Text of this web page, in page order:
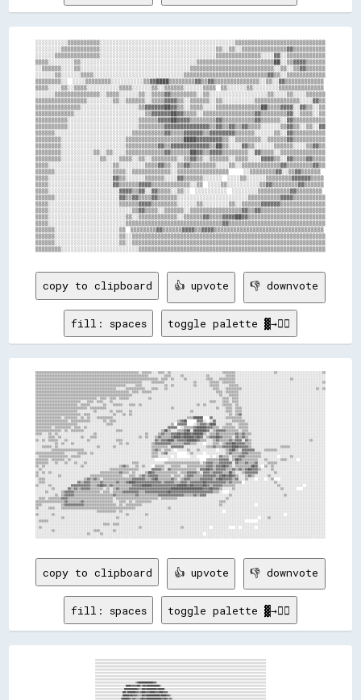
░░░░░░░░░░▒▒▒▒▒▒▒▒▒▒░░░░░░░░░░░░░░░░░░░░░░░░░░░░░░░░░░░░░░░░░░▒▒▒▒▒▒▒▒▒▒▒▒▒▒▒▒▒▒▒▒▒▒▒▒▒▒▒▒
░░░░░░░░▒▒▒▒▒▒▒▒▒▒▒▒░░░░░░░░░░░░░░░░░░░░░░░░░░░░░░░░░░░░▒▒░░▒▒░░▒▒▒▒▒▒▒▒▒▒▒▒▒▒▓▓▒▒▒▒▒▒▒▒▒▒
░░░░░░▒▒▒▒▒▒▒▒▒▒▒▒▒▒░░░░░░░░░░░░░░░░░░░░░░░░░░░░░░░░░░░░▒▒▒▒▒▒▒▒▒▒▒▒▒▒░░░░▓▓░░▒▒▒▒▒▒▒▒▒▒▒▒
▒▒▒▒░░░░░░░░▒▒░░░░░░░░░░░░░░░░░░░░░░░░░░░░░░░░░░░░▒▒▒▒▒▒▒▒▒▒▒▒▒▒▒▒▒▒▒▒▒▒▒▒██░░▒▒▓▓▓▓▒▒▒▒▒▒
░░▒▒▒▒▒▒░░░░▒▒░░░░░░░░░░░░░░░░░░░░░░░░░░░░░░░░░░▒▒▒▒▒▒▒▒▒▒▒▒▒▒▒▒▒▒▒▒▒▒▒▒▒▒░░▒▒░░▒▒▓▓▒▒▒▒▒▒
░░░░░░▒▒░░░░░░▒▒▒▒░░░░░░░░░░░░░░░░░░░░░░░░░░░░▒▒▒▒▒▒▒▒▒▒▒▒▒▒▒▒▒▒▒▒▒▒▒▒▒▒▓▓▒▒░░▒▒▒▒▒▒▒▒▒▒▒▒
▒▒▒▒▒▒▒▒░░  ░░░░▒▒▒▒▒▒▒▒░░░░░░░░░░▒▒▓▓████▒▒▒▒▒▒▒▒▓▓▒▒▓▓▒▒▒▒▒▒▒▒▒▒▒▒▒▒░░▒▒░░▓▓▒▒▒▒▒▒▒▒▒▒▒▒
▒▒▒▒░░░░▒▒░░▒▒▒▒░░░░░░░░░░▒▒▒▒░░░░░░▒▒░░▒▒▒▒▒▒░░░░░░▒▒▒▒  ▒▒░░░░░░▒▒░░░░░░░░▒▒▒▒▒▒▒▒▒▒▒▒▒▒
░░░░░░▒▒▒▒▒▒▒▒▒▒▒▒▒▒░░▒▒▒▒░░░░░░▒▒░░▒▒▒▒▓▓▒▒▒▒▒▒▒▒░░▒▒░░░░░░░░░░░░░░░░░░▒▒░░░░▒▒░░░░▒▒▒▒▒▒
▒▒▒▒▒▒▒▒▒▒▒▒▒▒▒▒░░░░░░░░▒▒░░▒▒▒▒▒▒░░▒▒▒▒▓▓▓▓▒▒░░▒▒▒▒▒▒░░▒▒░░░░░░░░░░▒▒▒▒▒▒▒▒▒▒▒▒▒▒░░░░▓▓▒▒
▒▒▒▒▒▒▒▒▒▒▒▒▒▒░░░░░░░░░░░░░░░░░░▒▒▓▓▓▓▓▓██▓▓▒▒░░▒▒▒▒░░░░▒▒▒▒▒▒▒▒▒▒▒▒▒▒██▒▒▒▒▓▓▓▓░░▓▓▒▒░░▒▒
▒▒▒▒▒▒▒▒▒▒▒▒░░░░░░░░░░░░░░░░░░░░░░▒▒▓▓▓▓▓▓██▓▓▒▒▒▒░░▒▒▒▒▒▒▒▒▒▒▒▒▒▒▒▒▓▓▒▒▒▒▒▒▒▒▓▓░░▒▒▒▒░░▒▒
▒▒▒▒▒▒▒▒▒▒░░░░░░░░░░░░░░░░░░░░░░▒▒▒▒▒▒▓▓▓▓██▓▓▓▓▒▒▒▒▒▒▒▒▓▓▒▒▒▒▒▒▒▒▒▒▓▓▒▒▒▒▒▒░░▓▓▒▒▒▒▒▒▒▒▒▒
▒▒▒▒▒▒▒▒▒▒░░░░░░░░░░░░░░░░░░░░░░▒▒▒▒▒▒▒▒▓▓▓▓▓▓▓▓▓▓▓▓▓▓▒▒▓▓▒▒▓▓▒▒▓▓▒▒▒▒░░░░░░▒▒▓▓▒▒░░▒▒░░▓▓
▒▒▒▒▒▒░░░░░░░░░░░░░░░░░░░░░░░░▒▒▒▒▒▒▒▒▒▒▓▓▒▒▒▒▓▓▓▓▓▓▒▒▓▓▓▓▓▓▓▓▒▒▒▒▒▒░░░░░░▒▒░░▓▓▒▒▒▒▒▒▒▒▒▒
▒▒▒▒▒▒▒▒░░░░░░░░░░░░░░░░░░░░▒▒▒▒▒▒▒▒▒▒▒▒▒▒▒▒▒▒████▓▓▓▓▓▓▓▓▒▒░░▒▒▒▒▒▒▒▒░░▒▒▒▒▒▒▓▓▒▒▒▒▒▒▒▒▒▒
▒▒▒▒▒▒▒▒░░░░░░░░░░░░░░░░░░░░▒▒▒▒▒▒▒▒▒▒▓▓▒▒▓▓▓▓▓▓▓▓▓▓▓▓▒▒██▒▒░░░░▓▓▒▒░░░░░░▒▒▒▒▒▒░░░░▒▒▓▓▒▒
▒▒▒▒▒▒▒▒░░░░░░░░░░▒▒░░▒▒░░░░▒▒▒▒▒▒▒▒▒▒▒▒▓▓▒▒▒▒▒▒██▓▓▒▒▓▓▓▓▒▒▒▒▒▒▒▒░░▓▓▒▒▒▒░░▒▒▒▒▒▒▒▒▒▒▒▒▒▒
▒▒▒▒▒▒▒▒░░░░░░░░░░░░▒▒░░░░▒▒▒▒░░▒▒░░▒▒▒▒▒▒▒▒░░▒▒▓▓▒▒░░▒▒▒▒▒▒░░▒▒▒▒░░░░▓▓▓▓▒▒░░▓▓▒▒▒▒▓▓▒▒▒▒
▒▒▒▒░░░░░░░░░░░░░░░░░░░░▒▒░░░░░░░░▒▒▒▒▓▓▒▒░░▒▒▓▓▒▒▒▒▒▒▒▒░░░░▒▒░░▒▒▒▒▒▒▒▒▒▒▒▒▓▓▒▒▒▒▒▒▒▒▓▓▒▒
▒▒▒▒▒▒░░░░░░░░░░░░░░░░░░▒▒▒▒░░▒▒▒▒▒▒▒▒▒▒▒▒░░▒▒▒▒▒▒▒▒▒▒▒▒▒▒▒▒      ░░▒▒▒▒▒▒▒▒▓▓░░▒▒▓▓▒▒▒▒▒▒
▒▒▒▒░░░░░░░░░░░░░░░░░░░░▓▓▒▒░░░░░░▒▒▒▒▒▒░░░░▓▓▒▒▒▒▒▒░░░░░░  ░░░░▒▒░░░░░░▒▒▒▒▒▒▒▒▓▓▓▓▓▓▒▒▒▒
▒▒▒▒░░░░░░░░░░░░░░░░░░░░▓▓▒▒▒▒▒▒▓▓▓▓▒▒▒▒▒▒▒▒▒▒▒▒░░▒▒  ░░░░▒▒░░░░░░░░░░▒▒▓▓▒▒▒▒▒▒▒▒▓▓▒▒▒▒▒▒
▒▒▒▒░░░░░░░░░░░░░░░░░░░░░░▓▓▓▓▒▒▓▓░░▓▓▒▒▒▒░░▒▒░░  ░░░░░░░░░░  ░░░░░░░░▒▒▒▒▒▒▒▒▒▒▓▓▒▒▒▒▒▒▒▒
▒▒▒▒▒▒░░░░░░░░░░░░░░░░░░░░▓▓▒▒▓▓▒▒▒▒▓▓▒▒▒▒▒▒░░░░░░░░░░░░░░░░░░░░░░▒▒▒▒▒▒▒▒▒▒▓▓▓▓▒▒▒▒▒▒▒▒▒▒
▒▒▒▒░░░░░░░░░░░░░░░░░░░░░░▒▒▒▒▒▒▓▓▓▓▒▒▒▒▒▒▒▒░░░░░░▒▒░░░░░░░░▒▒░░▒▒▒▒▒▒▓▓▓▓▓▓▒▒▒▒▒▒▒▒▒▒▒▒▒▒
▒▒▒▒░░░░░░░░░░░░░░░░░░░░░░░░░░▒▒▓▓▒▒▒▒░░▒▒▒▒▒▒░░▒▒▒▒▒▒▒▒▒▒▒▒▒▒▒▒▓▓▒▒▓▓▒▒▒▒▒▒▒▒▒▒▒▒▒▒▒▒▒▒▒▒
▒▒▒▒░░░░░░░░░░░░░░░░░░░░░░░░▒▒░░▒▒▒▒▒▒▒▒▒▒▒▒░░▒▒▒▒▒▒▓▓▒▒▒▒▓▓▓▓██▓▓▒▒▒▒▒▒▒▒▒▒▒▒▒▒▒▒▒▒▒▒▒▒▒▒
▒▒▒▒░░░░░░░░░░░░░░░░░░░░░░░░▒▒▒▒▒▒▒▒▒▒▒▒▒▒▒▒▒▒▒▒▒▒▒▒▒▒▒▒▒▒▓▓▒▒▒▒▒▒▒▒▒▒▒▒▒▒▒▒▒▒▒▒▒▒▒▒▒▒▒▒▒▒
▒▒▒▒▒▒░░░░░░░░░░░░░░░░░░░░▒▒  ▒▒▒▒▒▒▒▒▓▓▒▒▒▒▒▒▓▓▓▓▒▒▓▓▓▓▒▒▒▒▒▒▒▒▒▒▒▒▒▒▒▒▒▒▒▒▒▒▒▒▒▒▒▒▒▒▒▒▒▒
▒▒▒▒▒▒░░░░░░░░░░░░░░░░░░░░▒▒░░▒▒▒▒▒▒▒▒▒▒▒▒▒▒▒▒▒▒▒▒▒▒▒▒▒▒▒▒▒▒▒▒▒▒▒▒▒▒▒▒▒▒▒▒▒▒▒▒▒▒▒▒▒▒▒▒▒▒▒▒
▒▒▒▒▒▒░░░░░░░░░░░░░░░░░░░░▒▒░░▒▒▒▒▒▒▒▒▒▒▒▒▒▒▒▒▒▒▒▒▒▒▒▒▒▒▒▒▒▒▒▒▒▒▒▒▒▒▒▒▒▒▒▒▒▒▒▒▒▒▒▒▒▒▒▒▒▒▒▒
copy to clipboard 👍 upvote 👎 downvote
fill: spaces toggle palette ▓→✊🏽
copy to clipboard 👍 upvote 👎 downvote
fill: spaces toggle palette ▓→✊🏽
░░░░░░░░░░░░░░░░░░░░░░░░░░░░░░░░░░░░░░░░░░░░░░░░░░░░░░░░░░░░░░░░░░░░░░░░░░░░░░░░░░░░░░░░░░░░░░░░░░░░░░░░░░░░░░░░░░░░░░░░░░░░░░░░░░░░░░░░░░░░░░░░░░░░░░░░░░░░░░░░░░░░░░░░░░░░░░░░░░░░░░░░░░░░░░░░░░░░░░░░░░░░░░░░░░░░
░░░░░░░░░░░░░░░░░░░░░░░░░░░░░░░░░░░░░░░░░░░░░░░░░░░░░░░░░░░░░░░░░░░░░░░░░░░░░░░░░░░░░░░░░░░░░░░░░░░░░░░░░░░░░░░░░░░░░░░░░░░░░░░░░░░░░░░░░░░░░░░░░░░░░░░░░░░░░░░░░░░░░░░░░░░░░░░░░░░░░░░░░░░░░░░░░░░░░░░░░░░░░░░░░░░░
░░░░░░░░░░░░░░░░░░░░░░░░░░░░░░░░░░░░░░░░░░░░░░░░░░░░░░░░░░░░░░░░░░░░░░░░░░░░░░░░░░░░░░░░░░░░░░░░░░░░░░░░░░░░░░░░░░░░░░░░░░░░░░░░░░░░░░░░░░░░░░░░░░░░░░░░░░░░░░░░░░░░░░░░░░░░░░░░░░░░░░░░░░░░░░░░░░░░░░░░░░░░░░░░░░░░
░░░░░░░░░░░░░░░░░░░░░░░░░░░░░░░░░░░░░░░░░░░░░░░░░░░░░░░░░░░░░░░░░░░░░░░░░░░░░░░░░░░░░░░░░░░░░░░░░░░░░░░░░░░░░░░░░░░░░░░░░░░░░░░░░░░░░░░░░░░░░░░░░░░░░░░░░░░░░░░░░░░░░░░░░░░░░░░░░░░░░░░░░░░░░░░░░░░░░░░░░░░░░░░░░░░░
░░░░░░░░░░░░░░░░░░░░░░░░░░░░░░░░░░░░░░░░░░░░░░░░░░░░░░░░░░░░░░░░░░░░░░░░░░░░░░░░░░░░░░░░░░░░░░░░░░░░░░░░░░░░░░░░░░░░░░░░░░░░░░░░░░░░░░░░░░░░░░░░░░░░░░░░░░░░░░░░░░░░░░░░░░░░░░░░░░░░░░░░░░░░░░░░░░░░░░░░░░░░░░░░░░░░
░░░░░░░░░░░░░░░░░░░░░░░░░░░░░░░░░░░░░░░░░░░░░░░░░░░░░░░░░░░░░░░░░░░░░░░░░░░░░░░░░░░░░░░░░░░░░░░░░░░░░░░░░░░░░░░░░░░░░░░░░░░░░░░░░░░░░░░░░░░░░░░░░░░░░░░░░░░░░░░░░░░░░░░░░░░░░░░░░░░░░░░░░░░░░░░░░░░░░░░░░░░░░░░░░░░░
░░░░░░░░░░░░░░░░░░░░░░░░░░░░░░░░░░░░░░░░░░░░░░░░░░░░░░░░░░░░░░░░░░░░░░░░░░░░░░░░░░░░░░░░░░░░░░░░░░░░░░░░░░░░░░░░░░░░░░░░░░░░░░░░░░░░░░░░░░░░░░░░░░░░░░░░░░░░░░░░░░░░░░░░░░░░░░░░░░░░░░░░░░░░░░░░░░░░░░░░░░░░░░░░░░░░
░░░░░░░░░░░░░░░░░░░░░░░░░░░░░░░░░░░░░░░░░░░░░░░░░░▒▒▓▓██████████████████▓▓▓▓░░░░░░░░░░░░░░░░░░░░░░░░░░░░░░░░░░░░░░░░░░░░░░░░░░░░░░░░░░░░░░░░░░░░░░░░░░░░░░░░░░░░░░░░░░░░░░░░░░░░░░░░░░░░░░░░░░░░░░░░░░░░░░░░░░░░░░░░
░░░░░░░░░░░░░░░░░░░░░░░░░░░░░░░░░░░░░░██████▓▓▓▓▓▓▓▓████▒▒▓▓██▓▓████████████████▒▒░░░░░░░░░░░░░░░░░░░░░░░░░░░░░░░░░░░░░░░░░░░░░░░░░░░░░░░░░░░░░░░░░░░░░░░░░░░░░░░░░░░░░░░░░░░░░░░░░░░░░░░░░░░░░░░░░░░░░░░░░░░░░░░░░░
░░░░░░░░░░░░░░░░░░░░░░░░░░░░░░░░░░░░████████████████▓▓▒▒▒▒████▓▓████████████▓▓████████░░░░░░░░░░░░░░░░░░░░░░░░░░░░░░░░░░░░░░░░░░░░░░░░░░░░░░░░░░░░░░░░░░░░░░░░░░░░░░░░░░░░░░░░░░░░░░░░░░░░░░░░░░░░░░░░░░░░░░░░░░░░░░
░░░░░░░░░░░░░░░░░░░░░░░░░░░░░░░░░░████▒▒██████████▓▓▓▓▒▒▓▓████▓▓▓▓▓▓██████▓▓▓▓▓▓████▓▓▓▓▓▓░░░░░░░░░░░░░░░░░░░░░░░░░░░░░░░░░░░░░░░░░░░░░░░░░░░░░░░░░░░░░░░░░░░░░░░░░░░░░░░░░░░░░░░░░░░░░░░░░░░░░░░░░░░░░░░░░░░░░░░░░░
░░░░░░░░░░░░░░░░░░░░░░░░░░░░░░░░░░████████▓▓██▓▓▓▓▓▓▒▒▒▒▒▒██▓▓▓▓████████████████▓▓██████▓▓▓▓▒▒░░░░░░░░░░░░░░░░░░░░░░░░░░░░░░░░░░░░░░░░░░░░░░░░░░░░░░░░░░░░░░░░░░░░░░░░░░░░░░░░░░░░░░░░░░░░░░░░░░░░░░░░░░░░░░░░░░░░░░
░░░░░░░░░░░░░░░░░░░░░░░░░░░░░░░░▓▓████████▓▓▒▒▓▓▓▓▒▒▒▒▒▒▓▓██▓▓▓▓██████████████████▓▓▓▓██▓▓▒▒▓▓▒▒░░░░░░░░░░░░░░░░░░░░░░░░░░░░░░░░░░░░░░░░░░░░░░░░░░░░░░░░░░░░░░░░░░░░░░░░░░░░░░░░░░░░░░░░░░░░░░░░░░░░░░░░░░░░░░░░░░░░
░░░░░░░░░░░░░░░░░░░░░░░░░░░░░░▓▓████████████▓▓▓▓▓▓▒▒░░▓▓▓▓████▓▓██████▓▓▓▓▓▓▓▓▓▓▓▓████▓▓▓▓▓▓▓▓████████░░░░░░░░░░░░░░░░░░░░░░░░░░░░░░░░░░░░░░░░░░░░░░░░░░░░░░░░░░░░░░░░░░░░░░░░░░░░░░░░░░░░░░░░░░░░░░░░░░░░░░░░░░░░░░
░░░░░░░░░░░░░░░░░░░░░░░░░░░░░░████████▓▓██████▓▓▒▒▒▒▒▒▒▒▓▓▓▓██▓▓▓▓▒▒▓▓▓▓████▓▓▓▓▓▓████████▓▓▓▓▓▓██████████▒▒▓▓▓▓▓▓▒▒░░░░░░░░░░░░░░░░░░░░░░░░░░░░░░░░░░░░░░░░░░░░░░░░░░░░░░░░░░░░░░░░░░░░░░░░░░░░░░░░░░░░░░░░░░░░░░░░
░░░░░░░░░░░░░░░░░░░░░░░░░░░░░░██▓▓▓▓▓▓▓▓████▓▓▓▓▓▓▓▓▒▒▒▒▓▓▓▓▓▓▒▒▓▓▓▓▓▓▓▓▓▓████▒▒▒▒▓▓██████▓▓▓▓██████████████▓▓▒▒▒▒░░▒▒░░░░░░▒▒░░░░░░░░░░░░░░░░░░░░░░░░░░░░░░░░░░░░░░░░░░░░░░░░░░░░░░░░░░░░░░░░░░░░░░░░░░░░░░░░░░░░░░
░░░░░░░░░░░░░░░░░░░░░░░░░░░░░░▓▓▒▒▓▓▓▓▓▓██▓▓▓▓▓▓▓▓▓▓▒▒▒▒▒▒▒▒▓▓▒▒▓▓▓▓▒▒▓▓▓▓████▓▓▒▒▓▓▓▓██▒▒▒▒▓▓▓▓▓▓▓▓████████████▓▓▓▓▓▓▓▓░░▒▒▒▒▒▒░░░░░░░░░░░░░░░░░░░░░░░░░░░░░░░░░░░░░░░░░░░░░░░░░░░░░░░░░░░░░░░░░░░░░░░░░░░░░░░░░░░░
░░░░░░░░░░░░░░░░░░░░░░░░░░░░░░▒▒▒▒░░░░▒▒▓▓▓▓▓▓▓▓▓▓▓▓▒▒▒▒▒▒▒▒▒▒▓▓▓▓▓▓▓▓▓▓▓▓████████▓▓▓▓▓▓▓▓▓▓████████████████▓▓▓▓▓▓░░░░▒▒▒▒░░░░▒▒░░░░░░░░░░░░░░░░▒▒░░▒▒░░░░░░░░░░░░░░░░░░░░░░░░░░░░░░░░░░░░░░░░░░░░░░░░░░░░░░░░░░░░░░
░░░░░░░░░░░░░░░░░░░░░░░░░░░░░░░░▒▒░░░░░░▒▒▒▒▒▒▒▒▓▓▒▒▒▒▒▒▒▒▒▒▒▒▓▓▓▓▒▒░░▒▒▒▒██▓▓▓▓▓▓██▓▓▓▓▓▓▓▓▓▓▓▓██▓▓▓▓▓▓▓▓████████▓▓░░▒▒░░░░░░░░░░░░▒▒░░░░░░░░░░░░░░░░▒▒░░░░░░░░░░░░░░░░░░░░░░░░░░░░░░░░░░░░░░░░░░░░░░░░░░░░░░░░░░░░
░░░░░░░░░░░░░░░░░░░░░░░░░░░░░░░░██▒▒░░░░░░░░░░▓▓▒▒▒▒▒▒▒▒▒▒▒▒██▓▓▓▓▓▓▓▓▓▓▓▓▒▒▓▓▓▓██▓▓████▓▓▒▒▒▒▒▒▒▒▓▓▓▓▓▓▓▓██▓▓██████▓▓▓▓░░░░░░░░░░░░░░▒▒░░░░░░░░░░░░░░░░░░░░░░░░░░░░░░░░░░░░░░░░░░░░░░░░░░░░░░░░░░░░░░░░░░░░░░░░░░░░
░░░░░░░░░░░░░░░░░░░░░░░░░░░░░░▓▓▓▓░░██▒▒░░░░░░▒▒░░░░░░▒▒██▓▓▒▒▓▓▓▓▓▓▓▓▒▒▒▒▓▓▓▓▒▒▒▒▒▒▒▒▒▒▒▒▒▒▓▓▓▓▓▓▓▓▓▓██████████▓▓████▓▓░░░░░░░░▒▒▒▒▒▒░░▒▒░░░░░░▒▒▒▒░░░░░░░░░░░░░░░░░░░░░░░░░░░░░░░░░░░░░░░░░░░░░░░░░░░░░░░░░░░░░░░░
░░░░░░░░░░░░░░░░░░░░░░░░░░░░░░██░░░░▒▒██▒▒░░░░░░▒▒▒▒▒▒░░░░▒▒▓▓▒▒████▓▓▒▒▒▒▒▒▒▒▒▒▒▒▒▒▓▓▓▓▓▓▒▒▒▒▓▓▓▓▓▓▓▓▓▓▓▓▓▓▓▓▓▓▓▓▓▓▓▓██▓▓▒▒▒▒▒▒▒▒░░░░░░▓▓▒▒▒▒░░░░░░░░░░░░░░░░░░░░░░▒▒░░░░░░░░░░░░░░░░░░░░░░░░░░░░░░░░░░░░░░░░░░░░░░
░░░░░░░░░░░░░░░░░░░░░░░░░░░░▓▓▓▓░░░░░░▓▓▓▓▒▒░░░░░░▓▓▒▒░░    ▓▓░░██▓▓▓▓▒▒░░░░░░░░▒▒▒▒▒▒░░▓▓▒▒▒▒▒▒▒▒▒▒▒▒▒▒▒▒▒▒▓▓▓▓██████████▒▒░░░░░░░░▒▒▒▒▒▒░░░░░░░░░░░░░░░░░░░░░░░░░░░░░░░░░░░░░░░░░░░░░░░░░░░░░░░░░░░░░░░░░░░░░░░░░░
░░░░░░░░░░░░░░░░░░░░░░░░░░▒▒▓▓░░░░░░░░▒▒▒▒▓▓░░░░░░▒▒▓▓▒▒░░░░  ░░▒▒▓▓██▓▓▒▒░░░░░░▒▒▒▒▓▓▒▒▒▒▒▒▒▒▒▒▒▒▓▓▒▒▓▓▒▒▓▓▓▓▓▓████████▓▓██░░░░░░░░░░░░▒▒▓▓▒▒░░░░░░░░░░░░░░▒▒▒▒░░░░░░▒▒░░░░░░░░░░░░░░░░░░░░░░░░░░░░░░░░░░░░░░░░░░░░
░░░░░░░░░░░░░░░░░░░░░░▒▒▒▒▓▓▒▒▒▒░░░░░░▒▒▓▓▒▒░░▒▒░░░░▒▒▒▒▒▒░░░░  ▒▒▒▒▓▓▓▓▓▓▒▒▒▒░░▒▒░░░░▒▒▒▒░░░░▒▒░░▒▒▒▒▓▓▒▒▓▓▓▓▓▓████▓▓██████▓▓░░░░░░░░▒▒░░░░▒▒▒▒▒▒░░▒▒▒▒░░░░░░░░░░░░░░░░░░░░░░▒▒▒▒░░░░░░░░░░░░░░░░░░░░░░░░░░░░░░░░░░
░░░░░░░░░░░░░░▒▒▒▒▓▓██▒▒▒▒▒▒▒▒▒▒▒▒▒▒▒▒▒▒▒▒▓▓░░▒▒░░░░▒▒▒▒░░░░  ░░  ▒▒▒▒▓▓▒▒▓▓▓▓▒▒░░▒▒░░▒▒▓▓▓▓▒▒▒▒▒▒▒▒▒▒▒▒▒▒▓▓▓▓▓▓▓▓▓▓▓▓██▓▓██▓▓▒▒▒▒▒▒░░░░░░░░▒▒▓▓▒▒▒▒░░░░░░░░░░░░░░░░░░░░░░▒▒░░░░░░░░░░░░░░░░░░░░░░░░░░░░░░░░░░░░░░░░
      ░░░░░░░░░░░░▒▒░░▒▒▓▓▒▒▒▒▒▒▒▒▒▒▒▒▒▒▒▒▒▒░░▒▒░░░░▒▒▓▓▒▒░░░░░░░░░░▒▒▓▓▓▓▒▒▒▒▓▓▒▒░░▒▒▒▒▓▓▒▒▓▓▒▒▒▒▒▒▒▒▒▒▒▒▒▒▒▒▓▓▓▓▓▓▓▓▒▒▓▓▓▓▓▓██▓▓▒▒▒▒▒▒░░▒▒▒▒▒▒░░░░░░░░░░░░░░░░░░░░░░▒▒▒▒░░░░░░░░░░░░░░░░░░░░░░░░░░░░░░░░░░░░░░░░░░
                      ░░░░░░░░░░░░░░▒▒▒▒▒▒▒▒▒▒░░░░░░▒▒▒▒▓▓▒▒░░  ░░░░  ░░▓▓▓▓▒▒▒▒▒▒▒▒░░▒▒▓▓▒▒▒▒▒▒▓▓▓▓▓▓▒▒▒▒▓▓▓▓▓▓▒▒▓▓██▓▓▓▓████████▒▒▒▒▒▒▓▓▒▒▒▒▒▒▒▒▒▒▒▒▒▒░░░░▒▒▒▒▒▒░░░░░░░░░░░░░░░░░░░░░░░░░░▒▒░░░░░░░░░░░░░░░░░░░░░░
                              ░░░░░░░░▒▒▓▓▓▓▓▓▓▓▒▒▒▒▒▒██▓▓▓▓░░░░░░▒▒░░    ▒▒▒▒▒▒▒▒▒▒▒▒▒▒▒▒▓▓▓▓▓▓▓▓▓▓▓▓▓▓▓▓▓▓▒▒▓▓▓▓▓▓▓▓▓▓██▓▓████▒▒██▒▒▒▒░░▒▒▒▒▒▒▒▒▒▒▒▒▓▓▓▓░░░░░░░░░░░░░░░░░░░░░░░░░░▒▒░░░░░░░░░░░░░░░░░░░░░░░░░░░░░░
                                  ░░▓▓▓▓▒▒▒▒▒▒▒▒░░░░░░░░░░░░▓▓▒▒░░▒▒▒▒▒▒▒▒░░░░▒▒▒▒▒▒▒▒░░▒▒▒▒▒▒▓▓▓▓▒▒▓▓▓▓▓▓▒▒▒▒▓▓▒▒▒▒▓▓▒▒▓▓▓▓████▓▓██▓▓▓▓▒▒░░░░▒▒▒▒▓▓▒▒▒▒░░░░▒▒▒▒▓▓▒▒▒▒░░░░░░░░▒▒▒▒▒▒░░░░░░░░░░░░▒▒░░░░░░░░░░░░░░░░░░
                                  ░░▓▓▒▒▒▒▒▒░░░░░░░░  ░░░░░░▓▓▒▒░░░░▒▒▒▒▒▒░░░░░░▒▒▒▒▒▒▒▒░░░░░░▒▒░░▒▒▓▓▒▒▓▓▓▓▓▓▓▓▒▒▓▓▒▒▓▓  ░░▓▓████████████▓▓▓▓▒▒▒▒░░▓▓▒▒▒▒▒▒▓▓██▓▓░░░░░░▒▒▒▒░░░░░░░░░░░░░░░░░░░░▒▒░░▓▓▒▒░░░░░░░░░░░░
                                  ▒▒░░▒▒▒▒░░░░░░        ░░░░░░░░░░░░░░░░░░░░░░░░▒▒▒▒▒▒▒▒▒▒▒▒░░░░░░▒▒░░▒▒▒▒▒▒▓▓▓▓▓▓▓▓▒▒░░░░▒▒▒▒▓▓▓▓▓▓▓▓▓▓██▓▓▓▓▒▒▒▒▒▒▒▒▓▓░░░░▒▒▒▒▓▓▓▓▒▒▒▒░░░░░░░░░░░░▒▒░░▒▒▒▒▒▒▒▒▒▒░░░░░░░░▒▒░░░░░░░░
                                ▒▒░░  ░░  ░░                  ░░░░░░    ░░░░▒▒▒▒░░░░░░░░▒▒▒▒▒▒▒▒░░▒▒░░▒▒▒▒░░▒▒▒▒▒▒▒▒▒▒░░▒▒░░░░▒▒▓▓▓▓▓▓▒▒▓▓▓▓▒▒▓▓▒▒▒▒▒▒▓▓▒▒▓▓▓▓▒▒▒▒▒▒▒▒▒▒▒▒▒▒▓▓▓▓▒▒░░░░░░▒▒▒▒░░░░░░░░░░░░▒▒▒▒▒▒░░░░░░
                              ▓▓▒▒                            ░░░░        ░░░░░░░░░░░░░░░░░░░░▒▒▒▒░░░░░░░░▒▒▒▒░░░░▒▒▒▒▓▓▒▒▓▓▓▓▓▓▓▓▓▓▓▓▒▒▒▒▒▒▒▒▒▒▒▒▒▒▓▓▓▓▒▒▒▒▒▒▒▒▒▒▒▒▒▒▓▓▒▒▒▒▒▒▒▒▒▒▒▒▒▒▒▒▒▒▒▒▒▒░░░░▒▒▒▒▒▒░░▒▒▒▒░░░░░░
                            ░░▒▒                              ░░░░            ░░░░      ░░  ░░░░░░▒▒▒▒░░░░░░░░░░▒▒▒▒░░░░▒▒░░░░░░░░░░░░░░░░░░░░░░░░░░░░▒▒▓▓▓▓▒▒▒▒▒▒▒▒▒▒▒▒▒▒▓▓▒▒▒▒▒▒▒▒▒▒▒▒▒▒▒▒▒▒▒▒▒▒▓▓▒▒░░░░░░▒▒░░░░░░
                            ▒▒                                ░░░░              ░░              ░░░░░░▒▒▒▒░░░░░░░░░░░░▒▒▒▒░░░░  ░░░░░░░░░░░░░░░░░░░░░░░░░░░░░░░░▒▒▓▓▓▓▒▒░░░░░░░░░░░░░░░░░░░░▒▒▒▒░░░░░░░░░░░░▒▒░░░░░░
                          ▓▓░░                                  ▒▒░░              ░░                ░░░░░░▒▒▒▒░░  ░░░░░░░░░░░░░░░░░░  ░░░░    ░░░░  ░░░░░░░░░░░░▓▓▓▓▒▒░░░░░░░░░░░░░░▒▒▒▒▒▒░░░░░░░░░░░░░░░░░░▓▓░░░░░░
                        ░░▒▒                                    ▒▒▒▒              ░░░░                  ░░░░░░▒▒▒▒░░        ▒▒░░░░░░  ░░░░░░░░░░░░▓▓▓▓▓▓▒▒▒▒▒▒▒▒▓▓▓▓▒▒▒▒▒▒▒▒▒▒▒▒▓▓▓▓░░░░░░░░░░░░▒▒▒▒▒▒▒▒▒▒▒▒░░░░░░░░
                        ▓▓░░                                    ░░▒▒              ░░░░                      ░░░░░░▒▒▒▒▒▒░░  ░░░░██▓▓▒▒██░░▒▒░░░░░░░░░░░░░░░░      ░░░░  ░░░░░░▓▓▓▓▒▒░░▒▒▒▒▒▒░░░░░░░░░░▒▒▒▒░░░░░░░░░░
                      ▓▓                                          ▒▒                ░░░░                          ░░░░▒▒▒▒▒▒▒▒▓▓▒▒▒▒░░                              ░░▒▒▒▒▒▒░░░░░░░░░░░░░░░░░░░░▒▒▓▓▓▓░░░░░░  ░░░░  
                    ▓▓                                            ▒▒░░              ░░░░                                ░░░░▒▒▒▒▒▒▓▓▓▓▒▒▒▒▒▒░░░░░░▒▒▒▒▒▒▒▒▒▒▒▒▓▓▓▓▓▓▓▓▓▓▓▓▒▒▒▒▒▒▒▒▓▓▓▓▓▓▓▓██▓▓▒▒░░                  
                  ░░░░                                            ▒▒▒▒                ░░░░                                          ░░░░░░░░░░░░▒▒░░░░░░░░▒▒▒▒▒▒▒▒▒▒▒▒▒▒▒▒▒▒▒▒▒▒░░░░░░                              
                                                                  ░░▒▒                  ░░                                                                                                                          
                                                                    ▓▓                  ░░░░                                                                                                                        
                                                                    ▓▓                    ▓▓                                                                                                                        
                                                                    ▒▒                    ▒▒░░                                                                                                                      
                                                                    ░░░░                  ░░░░